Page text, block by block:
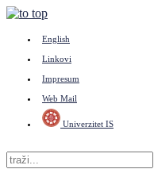
English
Linkovi
Impresum
Web Mail
Univerzitet IS